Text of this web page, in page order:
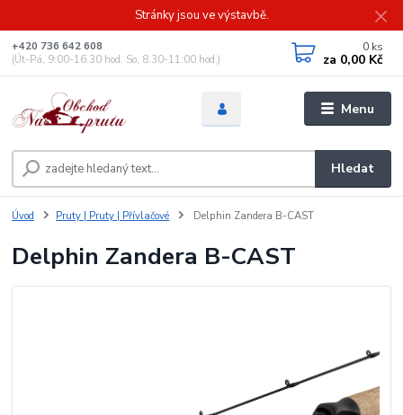
Stránky jsou ve výstavbě.
Menu
Hledat
+420 736 642 608
(Út-Pá, 9:00-16.30 hod. So, 8.30-11:00 hod.)
0 ks
za 0,00 Kč
Úvod Pruty | Pruty | Přívlačové Delphin Zandera B-CAST
Delphin Zandera B-CAST